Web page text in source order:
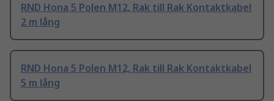
RND Hona 5 Polen M12, Rak till Rak Kontaktkabel
2 m lång
RND Hona 5 Polen M12, Rak till Rak Kontaktkabel
5 m lång